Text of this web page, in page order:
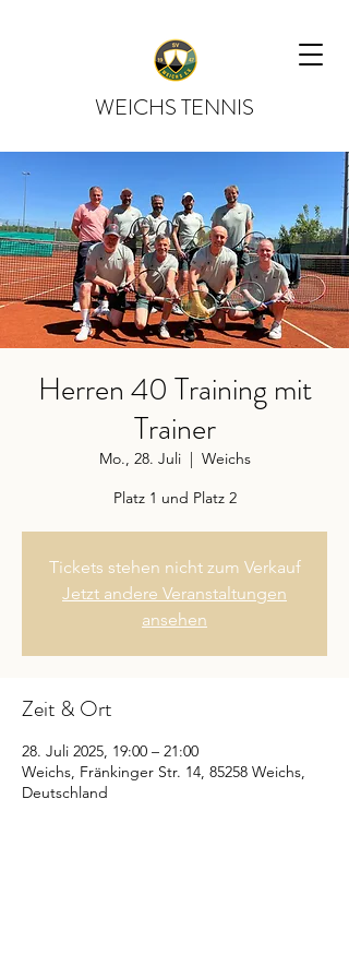
WEICHS TENNIS
Herren 40 Training mit
Trainer
Mo., 28. Juli
  |
Weichs
Platz 1 und Platz 2
Tickets stehen nicht zum Verkauf
Jetzt andere Veranstaltungen
ansehen
Zeit & Ort
28. Juli 2025, 19:00 – 21:00
Weichs, Fränkinger Str. 14, 85258 Weichs,
Deutschland